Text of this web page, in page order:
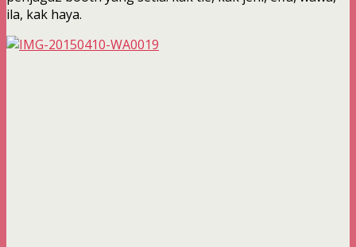
ila, kak haya.